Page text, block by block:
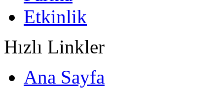
Etkinlik
Hızlı Linkler
Ana Sayfa